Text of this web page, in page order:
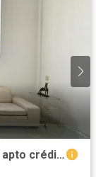
Departamento en venta 2 dormitorios apto crédito en martinez